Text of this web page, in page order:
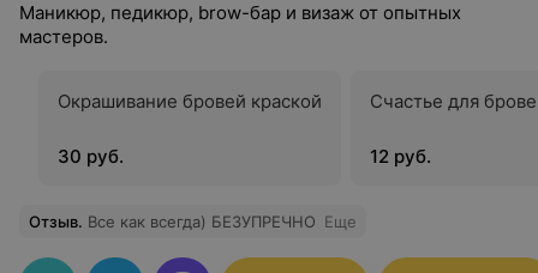
Маникюр, педикюр, brow-бар и визаж от опытных
мастеров.
Окрашивание бровей краской
30 руб.
Счастье для
12 руб.
Отзыв. Все как всегда) БЕЗУПРЕЧНО Еще